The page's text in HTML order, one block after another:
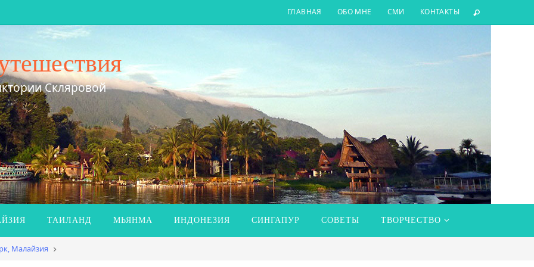
ГЛАВНАЯ ОБО МНЕ СМИ КОНТАКТЫ
Скляровой
ТАИЛАНД МЬЯНМА ИНДОНЕЗИЯ СИНГАПУР СОВЕТЫ ТВОРЧЕСТВО
Малайзия